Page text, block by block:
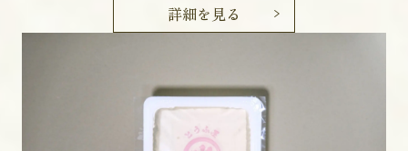
詳細を見る